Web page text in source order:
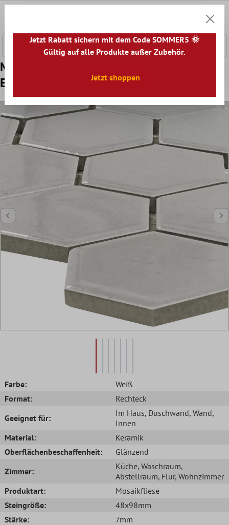
Muster von Keramik Mosaikfliesen
Eldertown Hexagon Weiß
Farbe:
Weiß
Format:
Rechteck
Geeignet für:
Im Haus, Duschwand, Wand,
Innen
Material:
Keramik
Oberflächenbeschaffenheit:
Glänzend
Zimmer:
Küche, Waschraum,
Abstellraum, Flur, Wohnzimmer
Produktart:
Mosaikfliese
Steingröße:
48x98mm
Stärke:
7mm
Jetzt Rabatt sichern mit dem Code SOMMER5 🌞
Gültig auf alle Produkte außer Zubehör.
Jetzt shoppen